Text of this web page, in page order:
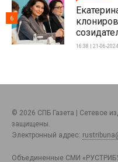
16:38 | 21-06-2024
6
© 2026 СПБ Газета | Сетевое
защищены.
Электронный адрес:
Объединенные СМИ